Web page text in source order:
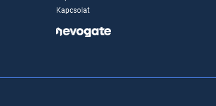
Kapcsolat